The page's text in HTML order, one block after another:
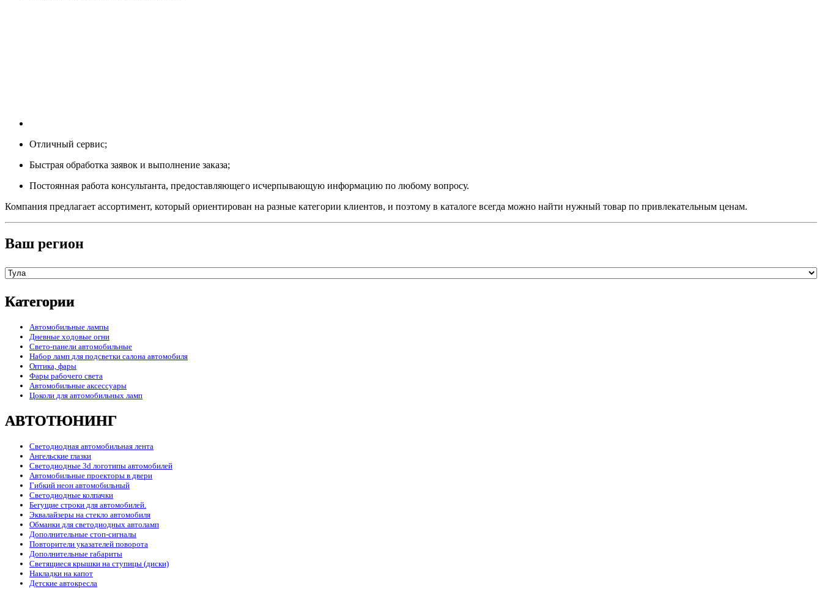
Отличный сервис;
Быстрая обработка заявок и выполнение заказа;
Постоянная работа консультанта, предоставляющего исчерпывающую информацию по любому вопросу.
Компания предлагает ассортимент, который ориентирован на разные категории клиентов, и поэтому в каталоге всегда можно найти нужный товар по привлекательным ценам.
Ваш регион
Категории
Автомобильные лампы
Дневные ходовые огни
Свето-панели автомобильные
Набор ламп для подсветки салона автомобиля
Оптика, фары
Фары рабочего света
Автомобильные аксессуары
Цоколи для автомобильных ламп
АВТОТЮНИНГ
Светодиодная автомобильная лента
Ангельские глазки
Светодиодные 3d логотипы автомобилей
Автомобильные проекторы в двери
Гибкий неон автомобильный
Светодиодные колпачки
Бегущие строки для автомобилей.
Эквалайзеры на стекло автомобиля
Обманки для светодиодных автоламп
Дополнительные стоп-сигналы
Повторители указателей поворота
Дополнительные габариты
Светящиеся крышки на ступицы (диски)
Накладки на капот
Детские автокресла